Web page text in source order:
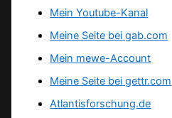
Mein Youtube-Kanal
Meine Seite bei gab.com
Mein mewe-Account
Meine Seite bei gettr.com
Atlantisforschung.de